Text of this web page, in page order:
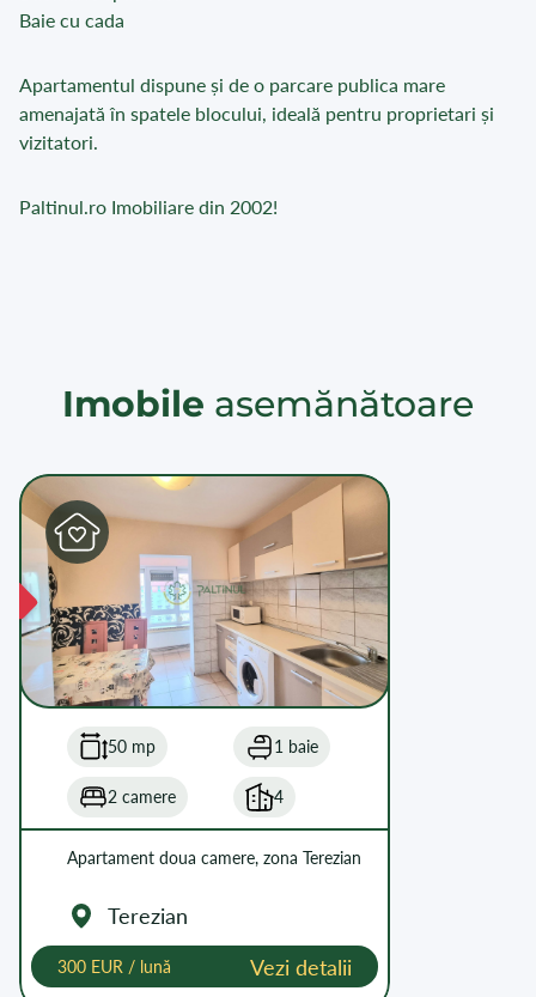
Baie cu cada
Apartamentul dispune și de o parcare publica mare
amenajată în spatele blocului, ideală pentru proprietari și
vizitatori.
Paltinul.ro Imobiliare din 2002!
Imobile asemănătoare
50 mp 1 baie
2 camere 4
Apartament doua camere, zona Terezian
Terezian
300 EUR / lună Vezi detalii